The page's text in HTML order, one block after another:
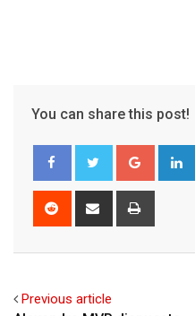
You can share this post!
Google+
Reddit
Share
Previous article